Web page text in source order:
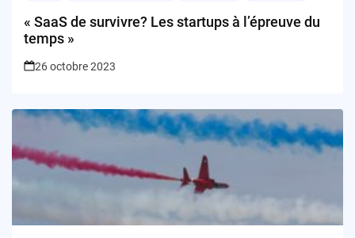
« SaaS de survivre? Les startups à l’épreuve du
temps »
26 octobre 2023